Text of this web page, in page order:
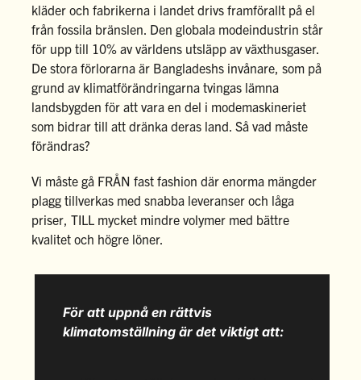
kläder och fabrikerna i landet drivs framförallt på el
från fossila bränslen. Den globala modeindustrin står
för upp till 10% av världens utsläpp av växthusgaser.
De stora förlorarna är Bangladeshs invånare, som på
grund av klimatförändringarna tvingas lämna
landsbygden för att vara en del i modemaskineriet
som bidrar till att dränka deras land. Så vad måste
förändras?
Vi måste gå FRÅN fast fashion där enorma mängder
plagg tillverkas med snabba leveranser och låga
priser, TILL mycket mindre volymer med bättre
kvalitet och högre löner.
För att uppnå en rättvis
klimatomställning är det viktigt att: